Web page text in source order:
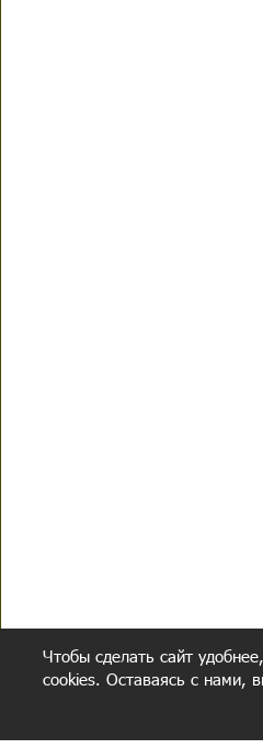
Чтобы сделать сайт
cookies. Оставаясь с нами,